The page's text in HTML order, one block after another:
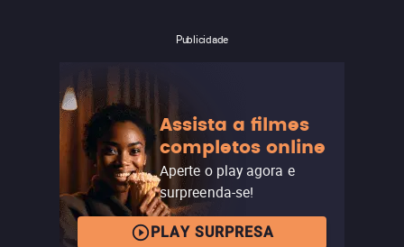
Publicidade
Assista a filmes
completos online
Aperte o play agora e
surpreenda-se!
PLAY SURPRESA